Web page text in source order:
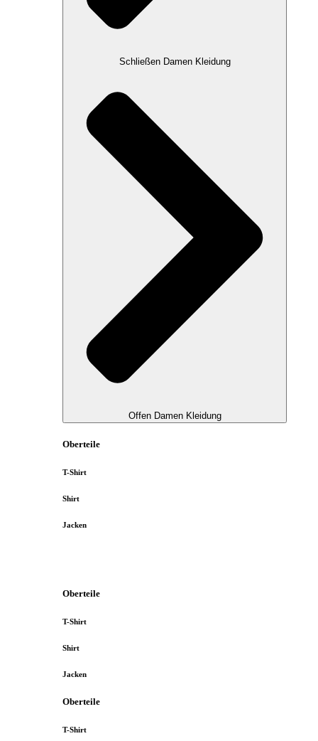
Schließen Damen Kleidung
Offen Damen Kleidung
Oberteile
T-Shirt
Shirt
Jacken
Oberteile
T-Shirt
Shirt
Jacken
Oberteile
T-Shirt